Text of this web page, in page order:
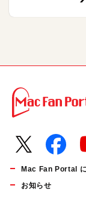
Mac Fan Portal
お知らせ